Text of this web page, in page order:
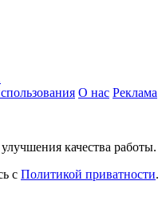
О нас Реклама
качества работы.
с Политикой приватности.